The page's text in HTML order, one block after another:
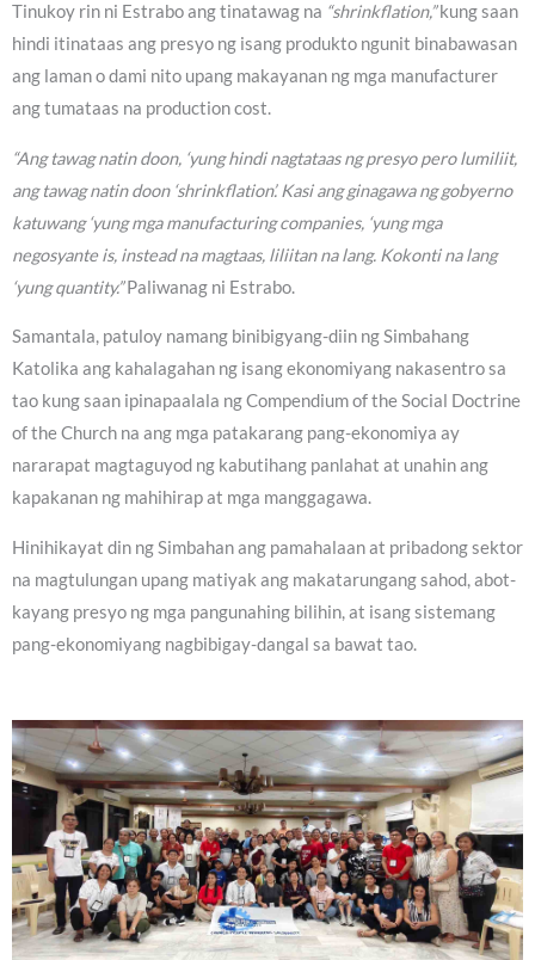
Tinukoy rin ni Estrabo ang tinatawag na “shrinkflation,”kung saan
hindi itinataas ang presyo ng isang produkto ngunit binabawasan
ang laman o dami nito upang makayanan ng mga manufacturer
ang tumataas na production cost.
“Ang tawag natin doon, ‘yung hindi nagtataas ng presyo pero lumiliit,
ang tawag natin doon ‘shrinkflation’. Kasi ang ginagawa ng gobyerno
katuwang ‘yung mga manufacturing companies, ‘yung mga
negosyante is, instead na magtaas, liliitan na lang. Kokonti na lang
‘yung quantity.”Paliwanag ni Estrabo.
Samantala, patuloy namang binibigyang-diin ng Simbahang
Katolika ang kahalagahan ng isang ekonomiyang nakasentro sa
tao kung saan ipinapaalala ng Compendium of the Social Doctrine
of the Church na ang mga patakarang pang-ekonomiya ay
nararapat magtaguyod ng kabutihang panlahat at unahin ang
kapakanan ng mahihirap at mga manggagawa.
Hinihikayat din ng Simbahan ang pamahalaan at pribadong sektor
na magtulungan upang matiyak ang makatarungang sahod, abot-
kayang presyo ng mga pangunahing bilihin, at isang sistemang
pang-ekonomiyang nagbibigay-dangal sa bawat tao.